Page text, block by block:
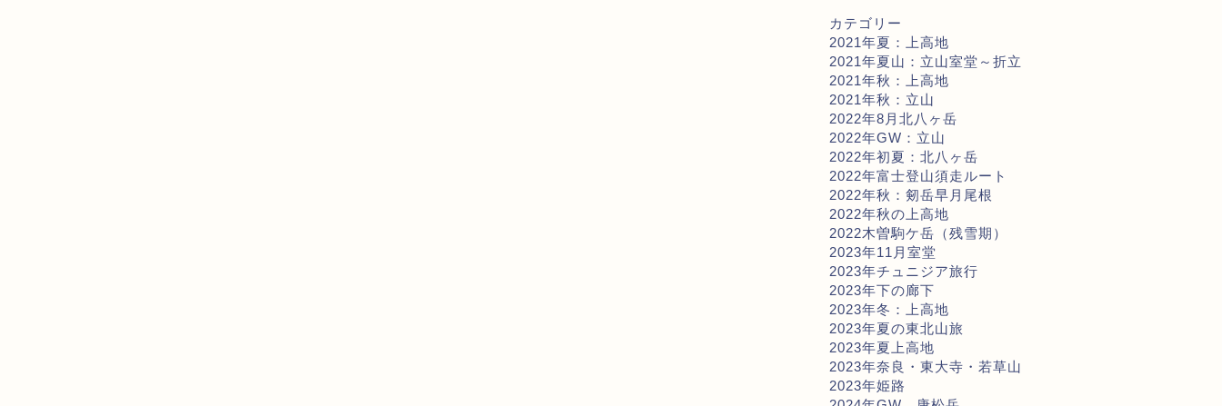
カテゴリー
2021年夏：上高地
2021年夏山：立山室堂～折立
2021年秋：上高地
2021年秋：立山
2022年8月北八ヶ岳
2022年GW：立山
2022年初夏：北八ヶ岳
2022年富士登山須走ルート
2022年秋：剱岳早月尾根
2022年秋の上高地
2022木曽駒ケ岳（残雪期）
2023年11月室堂
2023年チュニジア旅行
2023年下の廊下
2023年冬：上高地
2023年夏の東北山旅
2023年夏上高地
2023年奈良・東大寺・若草山
2023年姫路